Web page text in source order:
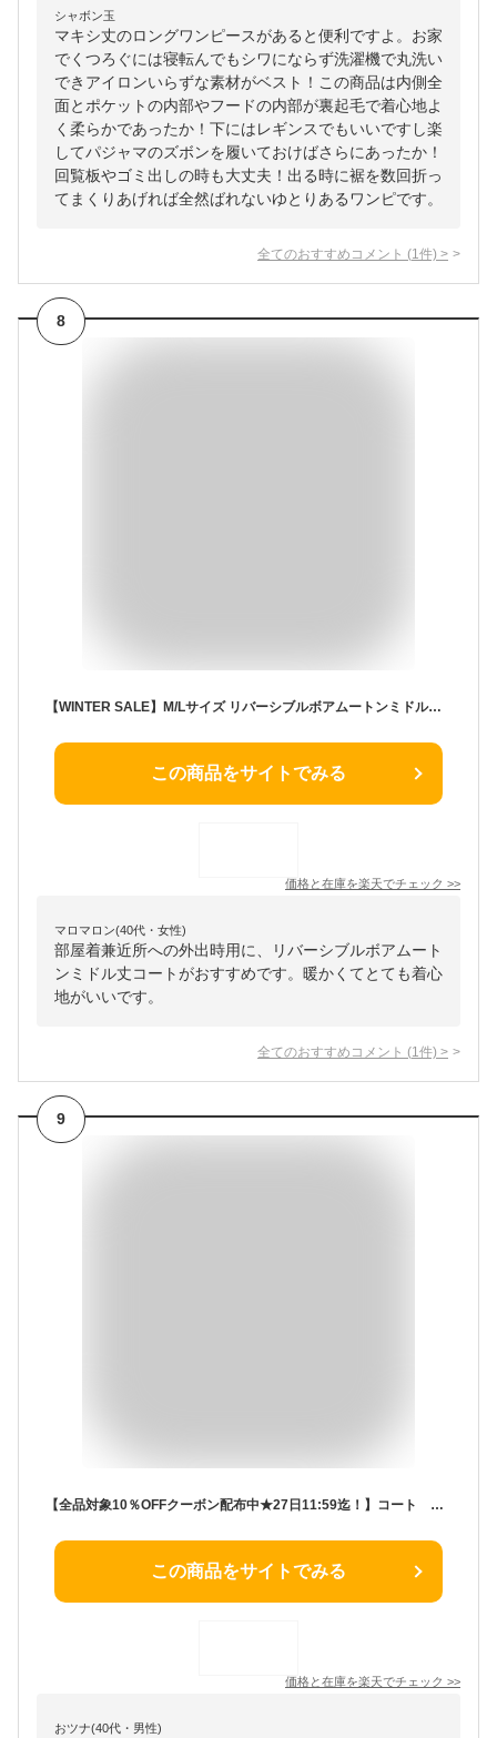
シャボン玉
マキシ丈のロングワンピースがあると便利ですよ。お家
でくつろぐには寝転んでもシワにならず洗濯機で丸洗い
できアイロンいらずな素材がベスト！この商品は内側全
面とポケットの内部やフードの内部が裏起毛で着心地よ
く柔らかであったか！下にはレギンスでもいいですし楽
してパジャマのズボンを履いておけばさらにあったか！
回覧板やゴミ出しの時も大丈夫！出る時に裾を数回折っ
てまくりあげれば全然ばれないゆとりあるワンピです。
全てのおすすめコメント (1 件) >
8
【WINTER SALE】M/Lサイズ リバーシブルボアムートンミドル丈コート レディース 秋 冬 / ジャケット アウター ムートンコート ムートンコート ボアコート ミドル丈 フェイクスウェード クルーネック ノーカラー 暖かい 防寒
この商品をサイトでみる
価格と在庫を楽天でチェック >>
マロマロン(40代・女性)
部屋着兼近所への外出時用に、リバーシブルボアムート
ンミドル丈コートがおすすめです。暖かくてとても着心
地がいいです。
全てのおすすめコメント (1 件) >
9
【全品対象10％OFFクーボン配布中★27日11:59迄！】コート ジャケット ロングコート レディース アウター ロング オシャレ レディース ゆったり 大きいサイズ 秋冬物 冬物 冬服 M L LL 3L
この商品をサイトでみる
価格と在庫を楽天でチェック >>
おツナ(40代・男性)